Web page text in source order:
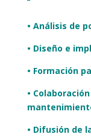
• Análisis de
• Diseño e
• Formación
•
• Difusión de